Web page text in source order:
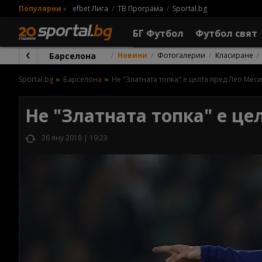
Популярни » efbet Лига ТВ Програма Sportal.bg
БГ Футбол Футбол свят
Барселона Новини Фотогалерии Класиране
Sportal.bg Барселона Не "Златната топка" е целта пред Лео Меси
Не "Златната топка" е
26 яну 2018 | 19:23